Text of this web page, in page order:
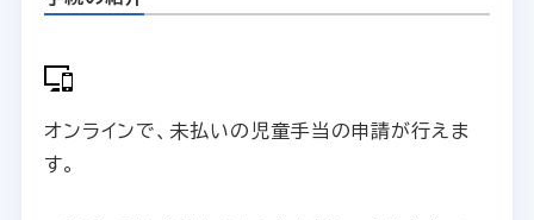
オンラインで、未払いの児童手当の申請が行えま
す。